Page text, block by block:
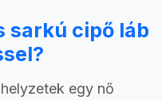
sarkú cipő láb
egy nő